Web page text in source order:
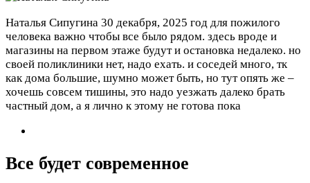
Наталья Сипугина 30 декабря, 2025 год для пожилого
человека важно чтобы все было рядом. здесь вроде и
магазины на первом этаже будут и остановка недалеко. но
своей поликлиники нет, надо ехать. и соседей много, тк
как дома большие, шумно может быть, но тут опять же –
хочешь совсем тишины, это надо уезжать далеко брать
частный дом, а я лично к этому не готова пока
Все будет современное